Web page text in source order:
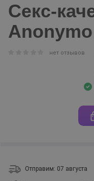
Секс-
нет отзывов
Отправим: 07 августа